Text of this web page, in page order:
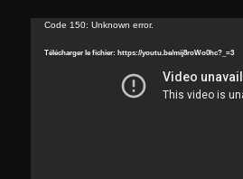
Lecteur
Code 150: Unknown error.
Télécharger le fichier: https://youtu.be/mij8roWo0hc?_=3